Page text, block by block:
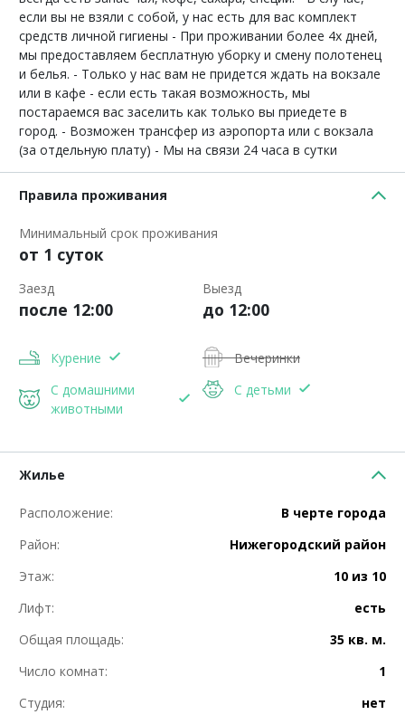
если вы не взяли с собой, у нас есть для вас комплект
средств личной гигиены - При проживании более 4х дней,
мы предоставляем бесплатную уборку и смену полотенец
и белья. - Только у нас вам не придется ждать на вокзале
или в кафе - если есть такая возможность, мы
постараемся вас заселить как только вы приедете в
город. - Возможен трансфер из аэропорта или с вокзала
(за отдельную плату) - Мы на связи 24 часа в сутки
Правила проживания
Минимальный срок проживания
от 1 суток
Заезд
после 12:00
Выезд
до 12:00
Курение
Вечеринки
С домашними
животными
С детьми
Жилье
Расположение:
В черте города
Район:
Нижегородский район
Этаж:
10 из 10
Лифт:
есть
Общая площадь:
35 кв. м.
Число комнат:
1
Студия:
нет